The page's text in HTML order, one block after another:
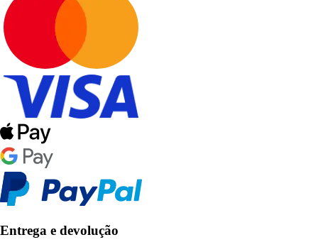
Entrega e devolução